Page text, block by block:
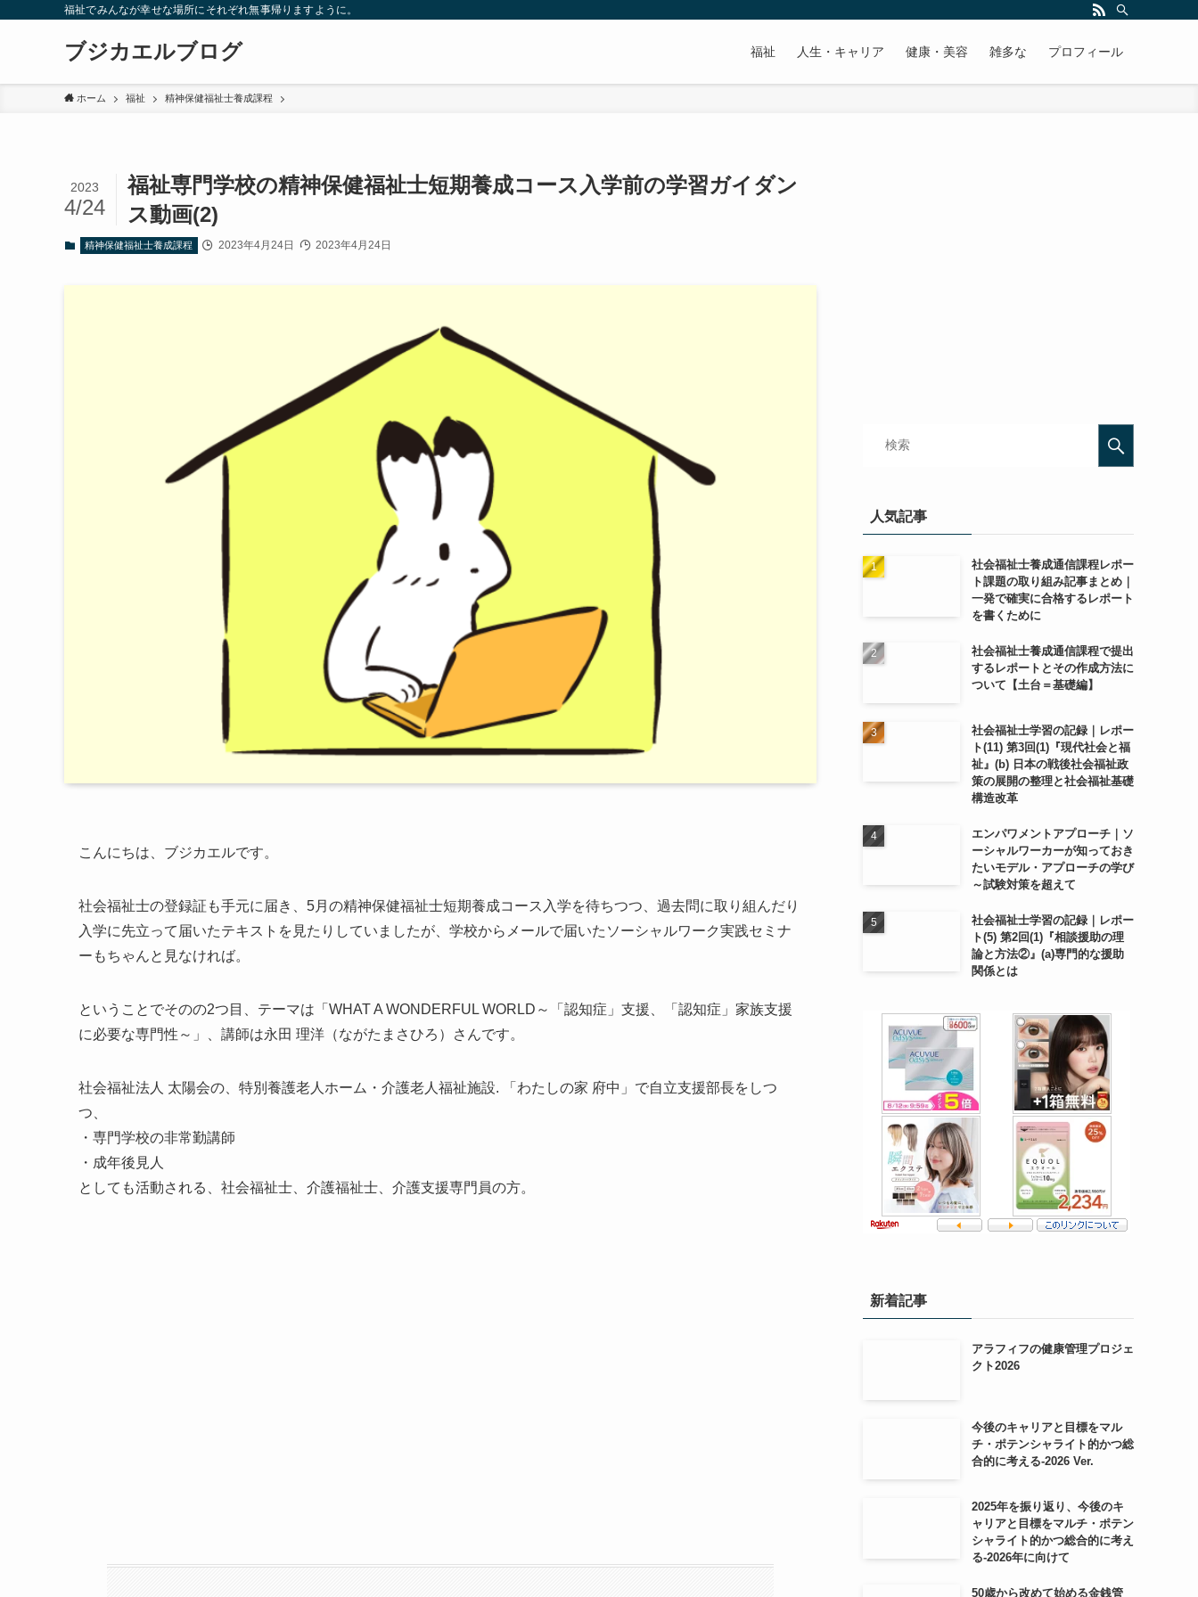
福祉でみんなが幸せな場所にそれぞれ無事帰りますように。
ブジカエルブログ 福祉 人生・キャリア 健康・美容 雑多な プロフィール
ホーム 福祉 精神保健福祉士養成課程
福祉専門学校の精神保健福祉士短期養成コース入学前の学習ガイダン
ス動画(2)
2023
4/24
精神保健福祉士養成課程 2023年4月24日 2023年4月24日
こんにちは、ブジカエルです。
社会福祉士の登録証も手元に届き、5月の精神保健福祉士短期養成コース入学を待ちつつ、過去問に取り組んだり
入学に先立って届いたテキストを見たりしていましたが、学校からメールで届いたソーシャルワーク実践セミナ
ーもちゃんと見なければ。
ということでそのの2つ目、テーマは「WHAT A WONDERFUL WORLD～「認知症」支援、「認知症」家族支援
に必要な専門性～」、講師は永田 理洋（ながたまさひろ）さんです。
社会福祉法人 太陽会の、特別養護老人ホーム・介護老人福祉施設. 「わたしの家 府中」で自立支援部長をしつ
つ、
・専門学校の非常勤講師
・成年後見人
としても活動される、社会福祉士、介護福祉士、介護支援専門員の方。
人気記事
社会福祉士養成通信課程レポー
ト課題の取り組み記事まとめ｜
一発で確実に合格するレポート
を書くために
社会福祉士養成通信課程で提出
するレポートとその作成方法に
ついて【土台＝基礎編】
社会福祉士学習の記録｜レポー
ト(11) 第3回(1)『現代社会と福
祉』(b) 日本の戦後社会福祉政
策の展開の整理と社会福祉基礎
構造改革
エンパワメントアプローチ｜ソ
ーシャルワーカーが知っておき
たいモデル・アプローチの学び
～試験対策を超えて
社会福祉士学習の記録｜レポー
ト(5) 第2回(1)『相談援助の理
論と方法②』(a)専門的な援助
関係とは
新着記事
アラフィフの健康管理プロジェ
クト2026
今後のキャリアと目標をマル
チ・ポテンシャライト的かつ総
合的に考える-2026 Ver.
2025年を振り返り、今後のキ
ャリアと目標をマルチ・ポテン
シャライト的かつ総合的に考え
る-2026年に向けて
50歳から改めて始める金銭管